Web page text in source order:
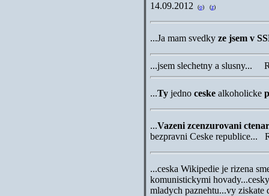
14.09.2012 (o) (z)
...Ja mam svedky ze jsem v
...jsem slechetny a slusny...
...Tyjedno ceskealkoholicke
...Vazeni zcenzurovani
bezpravni Ceske republice...
...ceska Wikipedie je rizena
komunistickymi
mladych paznehtu...vy